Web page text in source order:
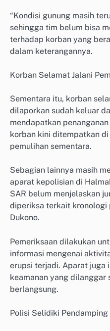
“Kondisi gunung masih
sehingga tim belum bisa
terhadap korban yang
dalam keterangannya.
Korban Selamat Jalani
Sementara itu, korban
dilaporkan sudah keluar
mendapatkan
korban kini ditempatkan
pemulihan sementara.
Sebagian lainnya masih
aparat kepolisian di
SAR belum menjelaskan
diperiksa terkait kronologi
Dukono.
Pemeriksaan dilakukan
informasi mengenai
erupsi terjadi. Aparat juga
keamanan yang
berlangsung.
Polisi Selidiki